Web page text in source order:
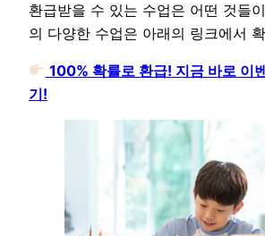
환급받을 수 있는 수업은 어떤 것들
의 다양한 수업은 아래의 링크에서
100% 확률로 환급! 지금 바로 이
기!